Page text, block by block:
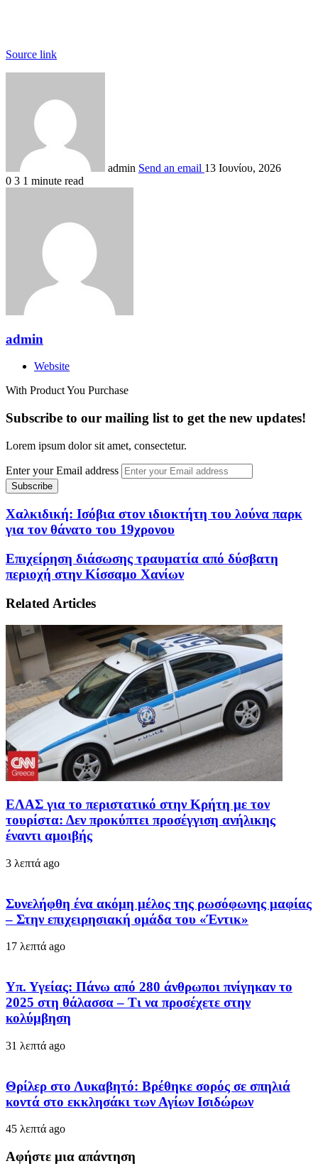
Source link
admin Send an email 13 Ιουνίου, 2026
0 3 1 minute read
admin
Website
With Product You Purchase
Subscribe to our mailing list to get the new updates!
Lorem ipsum dolor sit amet, consectetur.
Enter your Email address
Χαλκιδική: Ισόβια στον ιδιοκτήτη του λούνα παρκ
για τον θάνατο του 19χρονου
Επιχείρηση διάσωσης τραυματία από δύσβατη
περιοχή στην Κίσσαμο Χανίων
Related Articles
ΕΛΑΣ για το περιστατικό στην Κρήτη με τον
τουρίστα: Δεν προκύπτει προσέγγιση ανήλικης
έναντι αμοιβής
3 λεπτά ago
Συνελήφθη ένα ακόμη μέλος της ρωσόφωνης μαφίας
– Στην επιχειρησιακή ομάδα του «Έντικ»
17 λεπτά ago
Υπ. Υγείας: Πάνω από 280 άνθρωποι πνίγηκαν το
2025 στη θάλασσα – Τι να προσέχετε στην
κολύμβηση
31 λεπτά ago
Θρίλερ στο Λυκαβητό: Βρέθηκε σορός σε σπηλιά
κοντά στο εκκλησάκι των Αγίων Ισιδώρων
45 λεπτά ago
Αφήστε μια απάντηση